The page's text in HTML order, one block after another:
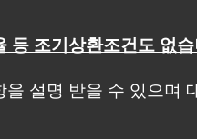
등 조기상환조건도 없
설명 받을 수 있으